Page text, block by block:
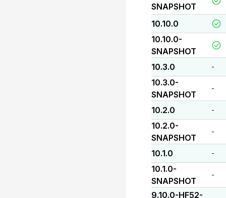
SNAPSHOT
10.10.0
10.10.0-
SNAPSHOT
10.3.0
-
10.3.0-
SNAPSHOT
-
10.2.0 -
10.2.0-
SNAPSHOT
-
10.1.0 -
10.1.0-
SNAPSHOT
-
9.10.0-HF52-